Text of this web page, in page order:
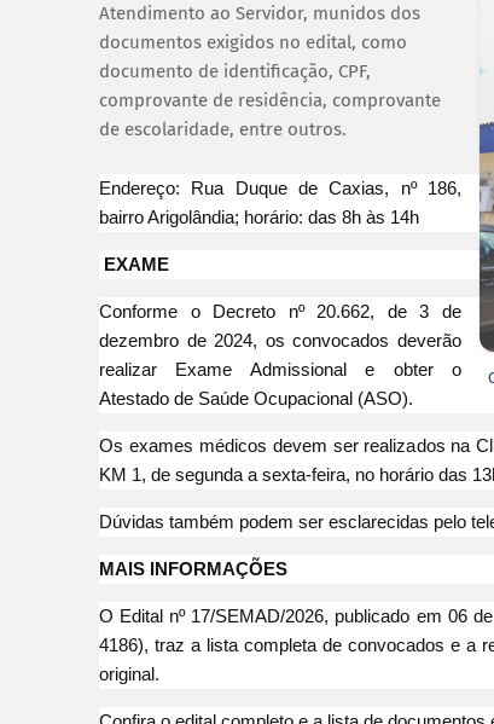
Atendimento ao Servidor, munidos dos
documentos exigidos no edital, como
documento de identificação, CPF,
comprovante de residência, comprovante
de escolaridade, entre outros.
Endereço: Rua Duque de Caxias, nº 186,
bairro Arigolândia; horário: das 8h às 14h
EXAME
Conforme o Decreto nº 20.662, de 3 de
dezembro de 2024, os convocados deverão
realizar Exame Admissional e obter o
Atestado de Saúde Ocupacional (ASO).
Os exames médicos devem ser realizados na
KM 1, de segunda a sexta-feira, no horário das
Dúvidas também podem ser esclarecidas pelo
MAIS INFORMAÇÕES
O Edital nº 17/SEMAD/2026, publicado em 06
4186), traz a lista completa de convocados e a
original.